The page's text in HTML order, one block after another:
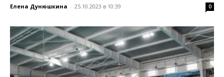
Елена Дунюшкина - 25.10.2023 в 10:39 0